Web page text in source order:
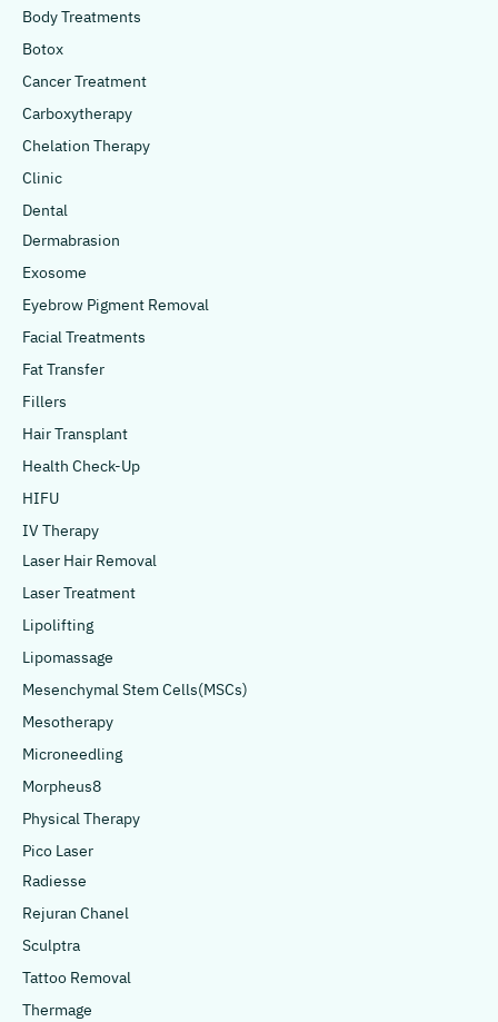
Body Treatments
Botox
Cancer Treatment
Carboxytherapy
Chelation Therapy
Clinic
Dental
Dermabrasion
Exosome
Eyebrow Pigment Removal
Facial Treatments
Fat Transfer
Fillers
Hair Transplant
Health Check-Up
HIFU
IV Therapy
Laser Hair Removal
Laser Treatment
Lipolifting
Lipomassage
Mesenchymal Stem Cells(MSCs)
Mesotherapy
Microneedling
Morpheus8
Physical Therapy
Pico Laser
Radiesse
Rejuran Chanel
Sculptra
Tattoo Removal
Thermage